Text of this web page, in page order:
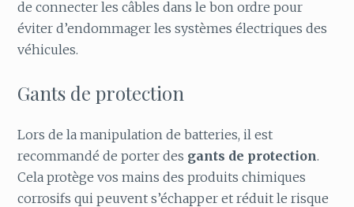
de connecter les câbles dans le bon ordre pour
éviter d’endommager les systèmes électriques des
véhicules.
Gants de protection
Lors de la manipulation de batteries, il est
recommandé de porter des gants de protection.
Cela protège vos mains des produits chimiques
corrosifs qui peuvent s’échapper et réduit le risque